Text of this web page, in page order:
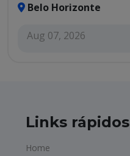
Belo Horizonte
Aug 07, 2026
Links rápidos
Home